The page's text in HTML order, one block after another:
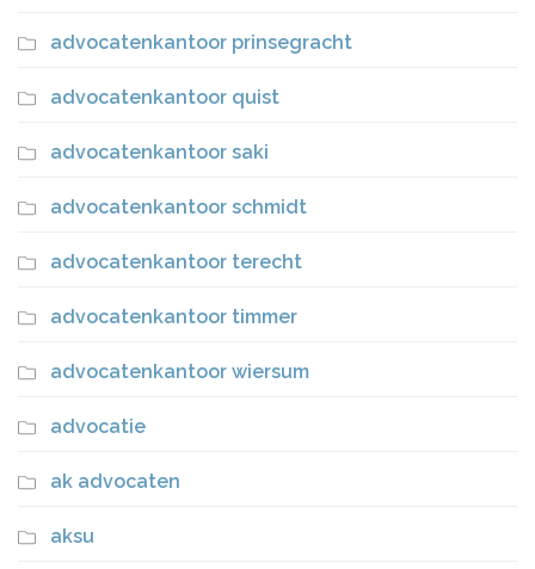
advocatenkantoor prinsegracht
advocatenkantoor quist
advocatenkantoor saki
advocatenkantoor schmidt
advocatenkantoor terecht
advocatenkantoor timmer
advocatenkantoor wiersum
advocatie
ak advocaten
aksu